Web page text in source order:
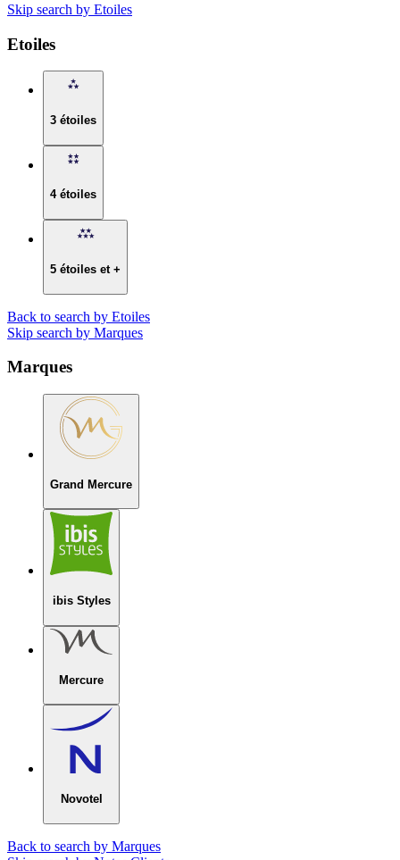
Skip search by Etoiles
Etoiles
3 étoiles
4 étoiles
5 étoiles et +
Back to search by Etoiles
Skip search by Marques
Marques
Grand Mercure
ibis Styles
Mercure
Novotel
Back to search by Marques